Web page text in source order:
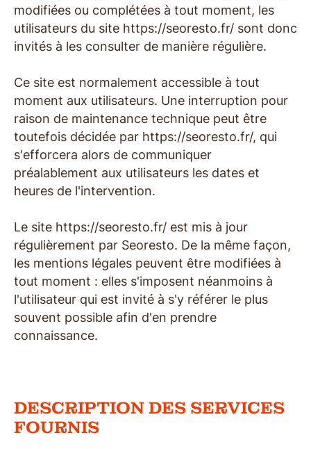
modifiées ou complétées à tout moment, les
utilisateurs du site https://seoresto.fr/ sont donc
invités à les consulter de manière régulière.
Ce site est normalement accessible à tout
moment aux utilisateurs. Une interruption pour
raison de maintenance technique peut être
toutefois décidée par https://seoresto.fr/, qui
s'efforcera alors de communiquer
préalablement aux utilisateurs les dates et
heures de l'intervention.
Le site https://seoresto.fr/ est mis à jour
régulièrement par Seoresto. De la même façon,
les mentions légales peuvent être modifiées à
tout moment : elles s'imposent néanmoins à
l'utilisateur qui est invité à s'y référer le plus
souvent possible afin d'en prendre
connaissance.
DESCRIPTION DES SERVICES
FOURNIS